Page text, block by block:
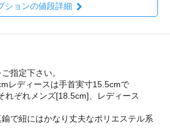
ションの値段詳細
指定下さい。
レディースは手首実寸15.5cmで
れぞれメンズ[18.5cm]、レディース
で紐にはかなり丈夫なポリエステル系